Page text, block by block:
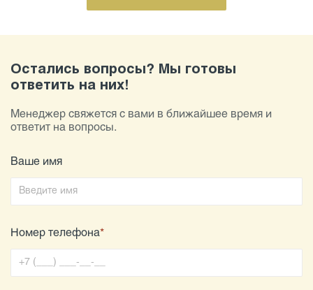
Остались вопросы? Мы готовы
ответить на них!
Менеджер свяжется с вами в ближайшее время и
ответит на вопросы.
Ваше имя
Номер телефона*